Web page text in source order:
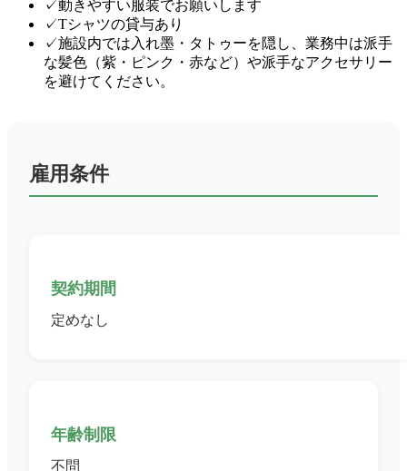
✓動きやすい服装でお願いします
✓Tシャツの貸与あり
✓施設内では入れ墨・タトゥーを隠し、業務中は派手
な髪色（紫・ピンク・赤など）や派手なアクセサリー
を避けてください。
雇用条件
契約期間
定めなし
年齢制限
不問